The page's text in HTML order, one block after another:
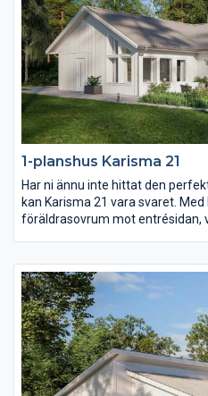
1-planshus Karisma 21
Har ni ännu inte hittat den
kan Karisma 21 vara svaret.
föräldrasovrum mot entrésidan,
ungdomssovrummen har
badrum samt allrum.